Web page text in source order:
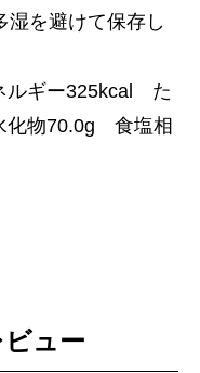
湿を避けて保存し
ルギー325kcal た
物70.0g 食塩相
ュー